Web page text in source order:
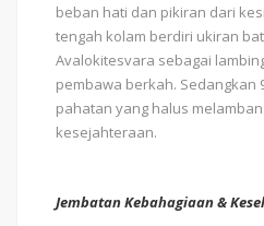
beban hati dan pikiran dari
tengah kolam berdiri ukiran
Avalokitesvara sebagai
pembawa berkah. Sedangkan
pahatan yang halus
kesejahteraan.
Jembatan Kebahagiaan &